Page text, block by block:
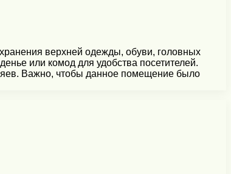
верхней одежды, обуви, головных
или комод для удобства посетителей.
Важно, чтобы данное помещение было